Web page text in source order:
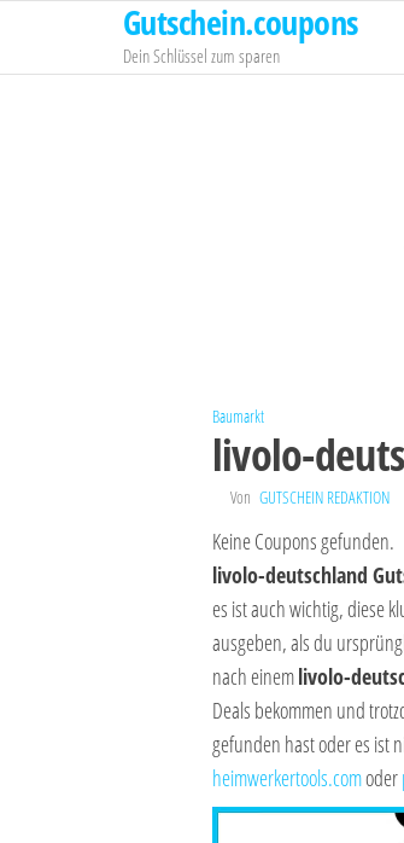
springen
Gutschein.coupons
Dein Schlüssel zum sparen
Baumarkt
livolo-
Von GUTSCHEIN REDAKTION
Keine Coupons gefunden.
livolo-deutschland
es ist auch wichtig, diese
ausgeben, als du
nach einemlivolo-
Deals bekommen und
gefunden hast oder es ist
heimwerkertools.comoder